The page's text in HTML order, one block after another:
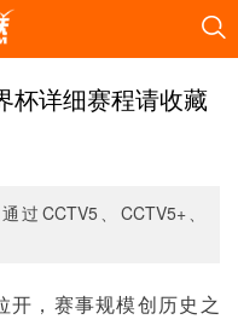
杯详细赛程请收藏
CCTV5、CCTV5+、
开，赛事规模创历史之